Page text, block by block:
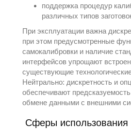
поддержка процедур
различных типов
При эксплуатации важна
при этом предусмотренные
самокалибровки и наличие
интерфейсов упрощают
существующие
Нейтрально: дискретность и
обеспечивают
обмене данными с внешними
Сферы использования